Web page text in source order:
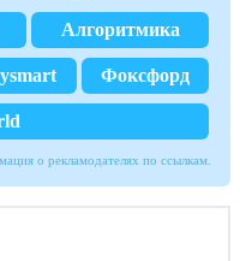
Алгоритмика
Фоксфорд
о рекламодателях по ссылкам.